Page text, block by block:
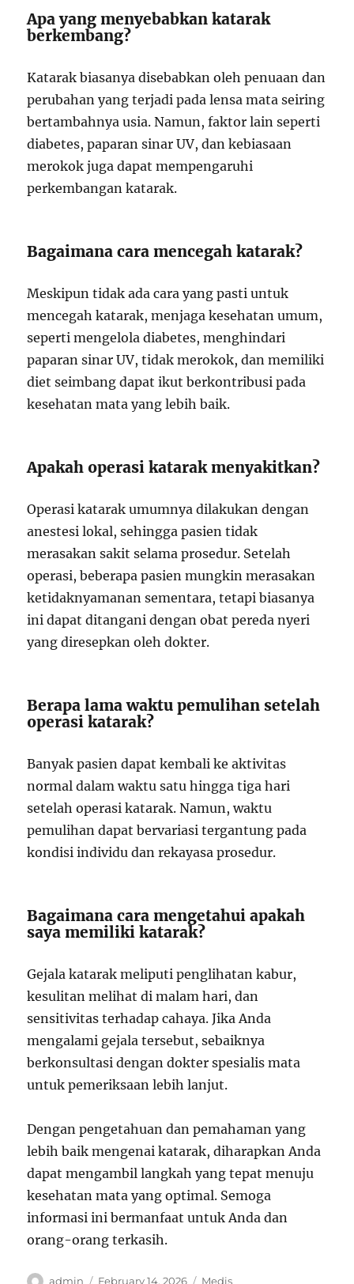
Apa yang menyebabkan katarak
berkembang?
Katarak biasanya disebabkan oleh penuaan dan
perubahan yang terjadi pada lensa mata seiring
bertambahnya usia. Namun, faktor lain seperti
diabetes, paparan sinar UV, dan kebiasaan
merokok juga dapat mempengaruhi
perkembangan katarak.
Bagaimana cara mencegah katarak?
Meskipun tidak ada cara yang pasti untuk
mencegah katarak, menjaga kesehatan umum,
seperti mengelola diabetes, menghindari
paparan sinar UV, tidak merokok, dan memiliki
diet seimbang dapat ikut berkontribusi pada
kesehatan mata yang lebih baik.
Apakah operasi katarak menyakitkan?
Operasi katarak umumnya dilakukan dengan
anestesi lokal, sehingga pasien tidak
merasakan sakit selama prosedur. Setelah
operasi, beberapa pasien mungkin merasakan
ketidaknyamanan sementara, tetapi biasanya
ini dapat ditangani dengan obat pereda nyeri
yang diresepkan oleh dokter.
Berapa lama waktu pemulihan setelah
operasi katarak?
Banyak pasien dapat kembali ke aktivitas
normal dalam waktu satu hingga tiga hari
setelah operasi katarak. Namun, waktu
pemulihan dapat bervariasi tergantung pada
kondisi individu dan rekayasa prosedur.
Bagaimana cara mengetahui apakah
saya memiliki katarak?
Gejala katarak meliputi penglihatan kabur,
kesulitan melihat di malam hari, dan
sensitivitas terhadap cahaya. Jika Anda
mengalami gejala tersebut, sebaiknya
berkonsultasi dengan dokter spesialis mata
untuk pemeriksaan lebih lanjut.
Dengan pengetahuan dan pemahaman yang
lebih baik mengenai katarak, diharapkan Anda
dapat mengambil langkah yang tepat menuju
kesehatan mata yang optimal. Semoga
informasi ini bermanfaat untuk Anda dan
orang-orang terkasih.
Author
admin
Posted
February 14, 2026 Categories
Medis